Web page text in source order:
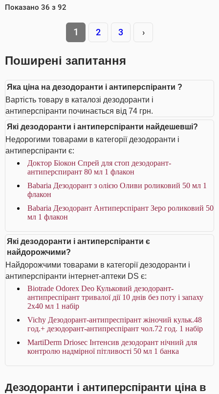
Показано 36 з 92
1 2 3 ›
Поширені запитання
Яка ціна на дезодоранти і антиперспіранти ?
Вартість товару в каталозі дезодоранти і
антиперспіранти починається від 74 грн.
Які дезодоранти і антиперспіранти найдешевші?
Недорогими товарами в категорії дезодоранти і
антиперспіранти є:
Доктор Біокон Спрей для стоп дезодорант-
антиперспирант 80 мл 1 флакон
Babaria Дезодорант з олією Оливи роликовий 50 мл 1
флакон
Babaria Дезодорант Антиперспірант Зеро роликовий 50
мл 1 флакон
Які дезодоранти і антиперспіранти є
найдорожчими?
Найдорожчими товарами в категорії дезодоранти і
антиперспіранти інтернет-аптеки DS є:
Biotrade Odorex Deo Кульковий дезодорант-
антипреспірант тривалої дії 10 днів без поту і запаху
2х40 мл 1 набір
Vichy Дезодорант-антипреспірант жіночий кульк.48
год.+ дезодорант-антипреспірант чол.72 год. 1 набір
MartiDerm Driosec Інтенсив дезодорант нічний для
контролю надмірної пітливості 50 мл 1 банка
Дезодоранти і антиперспіранти ціна в